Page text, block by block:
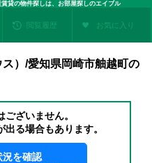
貸の物件探しは、お部屋探しのエイブル
閲覧履歴 お気に入り
）/愛知県岡崎市舳越町の
ざいません。
る場合もあります。
況を確認